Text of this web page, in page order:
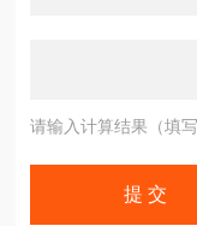
请输入计算结果（填